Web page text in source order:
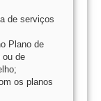
de serviços
Plano de
ou de
os planos